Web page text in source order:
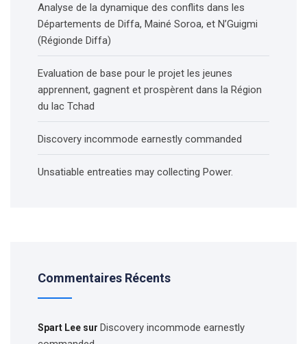
Analyse de la dynamique des conflits dans les
Départements de Diffa, Mainé Soroa, et N’Guigmi
(Régionde Diffa)
Evaluation de base pour le projet les jeunes
apprennent, gagnent et prospèrent dans la Région
du lac Tchad
Discovery incommode earnestly commanded
Unsatiable entreaties may collecting Power.
Commentaires Récents
Spart Lee sur Discovery incommode earnestly